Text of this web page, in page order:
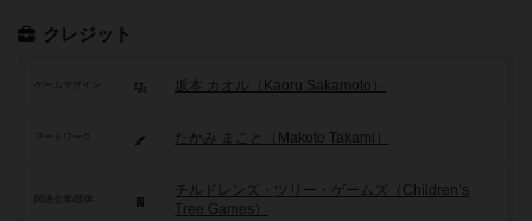
クレジット
ゲームデザイン 坂本 カオル（Kaoru Sakamoto）
アートワーク たかみ まこと（Makoto Takami）
チルドレンズ・ツリー・ゲームズ（Children’s
Tree Games）